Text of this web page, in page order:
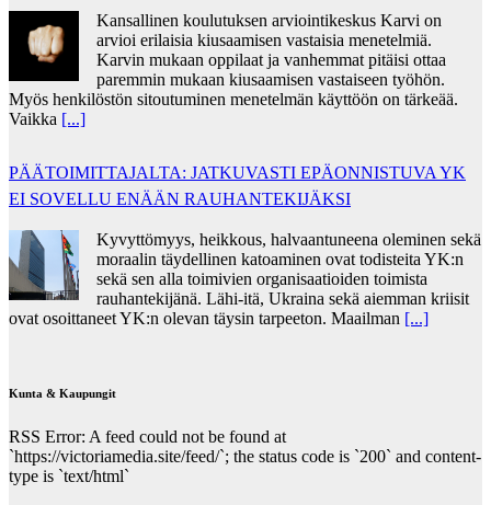
Kansallinen koulutuksen arviointikeskus Karvi on
arvioi erilaisia kiusaamisen vastaisia menetelmiä.
Karvin mukaan oppilaat ja vanhemmat pitäisi ottaa
paremmin mukaan kiusaamisen vastaiseen työhön.
Myös henkilöstön sitoutuminen menetelmän käyttöön on tärkeää.
Vaikka [...]
PÄÄTOIMITTAJALTA: JATKUVASTI EPÄONNISTUVA YK
EI SOVELLU ENÄÄN RAUHANTEKIJÄKSI
Kyvyttömyys, heikkous, halvaantuneena oleminen sekä
moraalin täydellinen katoaminen ovat todisteita YK:n
sekä sen alla toimivien organisaatioiden toimista
rauhantekijänä. Lähi-itä, Ukraina sekä aiemman kriisit
ovat osoittaneet YK:n olevan täysin tarpeeton. Maailman [...]
Kunta & Kaupungit
RSS Error: A feed could not be found at
`https://victoriamedia.site/feed/`; the status code is `200` and content-
type is `text/html`